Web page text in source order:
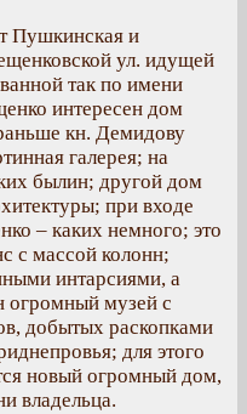
Пушкинская и
ул. идущей
так по имени
интересен дом
кн. Демидову
галерея; на
былин; другой дом
при входе
– каких немного; это
с массой колонн;
интарсиями, а
огромный музей с
добытых раскопками
для этого
новый огромный дом,
владельца.